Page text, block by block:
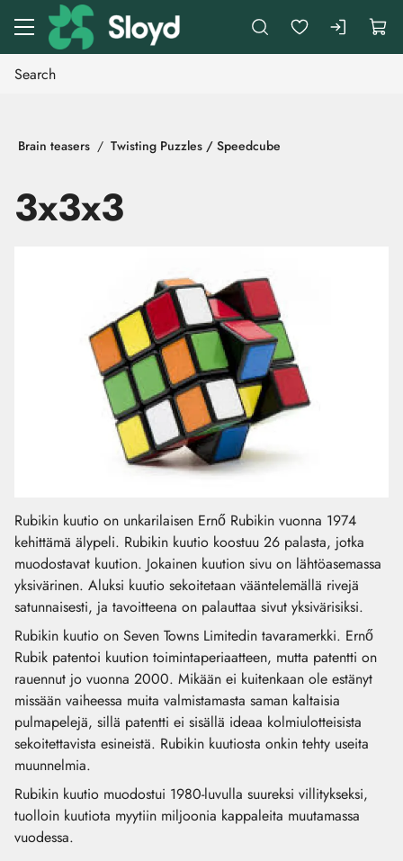
Go to main content
Brain teasers Twisting Puzzles / Speedcube
3x3x3
Rubikin kuutio on unkarilaisen Ernő Rubikin vuonna 1974
kehittämä älypeli. Rubikin kuutio koostuu 26 palasta, jotka
muodostavat kuution. Jokainen kuution sivu on lähtöasemassa
yksivärinen. Aluksi kuutio sekoitetaan vääntelemällä rivejä
satunnaisesti, ja tavoitteena on palauttaa sivut yksivärisiksi.
Rubikin kuutio on Seven Towns Limitedin tavaramerkki. Ernő
Rubik patentoi kuution toimintaperiaatteen, mutta patentti on
rauennut jo vuonna 2000. Mikään ei kuitenkaan ole estänyt
missään vaiheessa muita valmistamasta saman kaltaisia
pulmapelejä, sillä patentti ei sisällä ideaa kolmiulotteisista
sekoitettavista esineistä. Rubikin kuutiosta onkin tehty useita
muunnelmia.
Rubikin kuutio muodostui 1980-luvulla suureksi villitykseksi,
tuolloin kuutiota myytiin miljoonia kappaleita muutamassa
vuodessa.